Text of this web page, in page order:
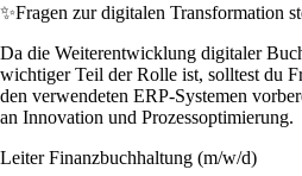
✨Fragen zur digitalen Transformation
Da die Weiterentwicklung digitaler
wichtiger Teil der Rolle ist, solltest du
den verwendeten ERP-Systemen
an Innovation und Prozessoptimierung.
Leiter Finanzbuchhaltung (m/w/d)